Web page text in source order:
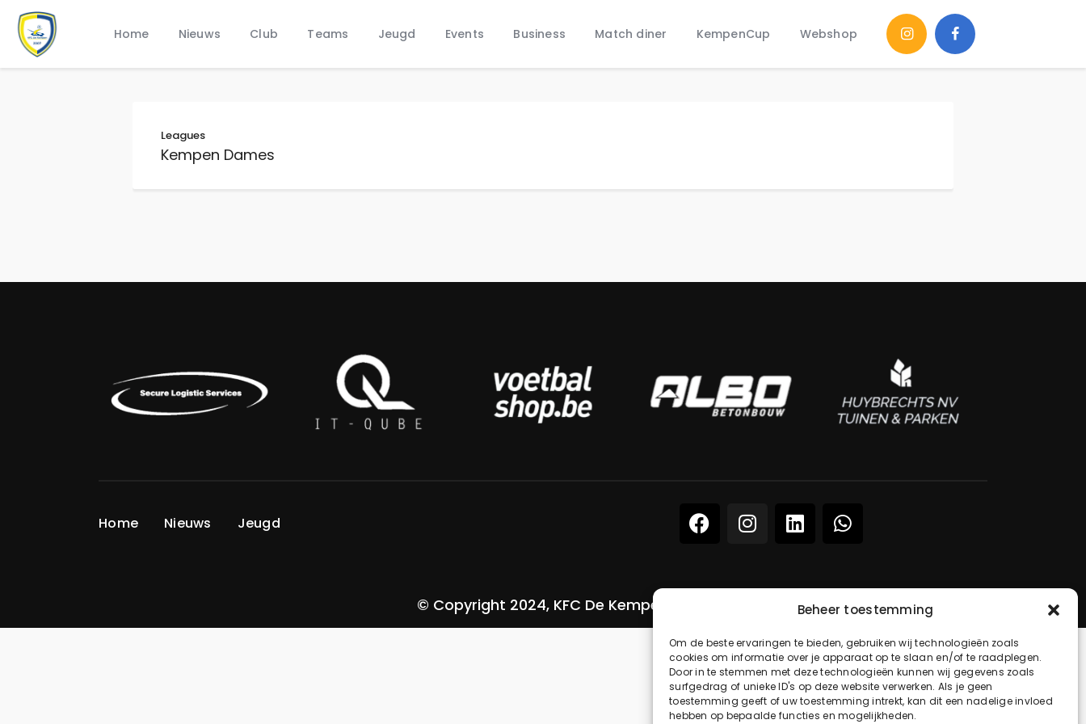
Beheer toestemming
Om de beste ervaringen te bieden, gebruiken wij technologieën zoals
cookies om informatie over je apparaat op te slaan en/of te raadplegen.
Door in te stemmen met deze technologieën kunnen wij gegevens zoals
surfgedrag of unieke ID's op deze website verwerken. Als je geen
toestemming geeft of uw toestemming intrekt, kan dit een nadelige invloed
hebben op bepaalde functies en mogelijkheden.
Home Nieuws Club Teams Jeugd Events Business Match diner KempenCup Webshop
Nieuws
Jeugd
Leagues
Kempen Dames
Home Nieuws Jeugd
© Copyright 2024, KFC De Kempen